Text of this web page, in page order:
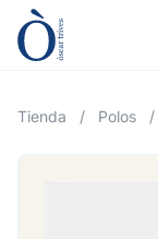
Tienda / Polos /